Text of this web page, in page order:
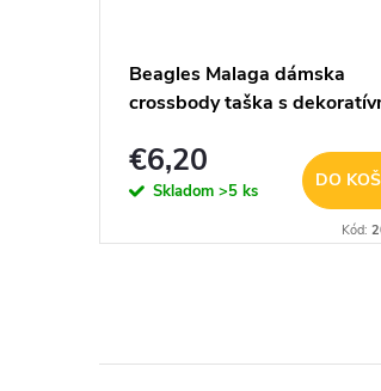
Beagles Malaga dámska
crossbody taška s
€6,20
Skladom >5 ks
DO
Kód: